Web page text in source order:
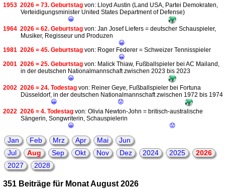
1953 2026 = 73. Geburtstag von: Lloyd Austin (Land USA, Partei Demokraten,
Verteidigungsminister United States Department of Defense)
😀
1964 2026 = 62. Geburtstag von: Jan Josef Liefers = deutscher Schauspieler,
Musiker, Regisseur und Produzen
😀
1981 2026 = 45. Geburtstag von: Roger Federer = Schweizer Tennisspieler
😀
2001 2026 = 25. Geburtstag von: Malick Thiaw, Fußballspieler bei AC Mailand,
in der deutschen Nationalmannschaft zwischen 2023 bis 2023
😀
2002 2026 = 24. Todestag von: Reiner Geye, Fußballspieler bei Fortuna
Düsseldorf, in der deutschen Nationalmannschaft zwischen 1972 bis 1974
😀
😟
2022 2026 = 4. Todestag von: Olivia Newton-John = britisch-australische
Sängerin, Songwriterin, Schauspielerin
😀
😟
Jan Feb Mrz Apr Mai
Jun
Jul
Aug Sep Okt Nov Dez 2024 2025
2026
2027
2028
351 Beiträge für Monat August 2026